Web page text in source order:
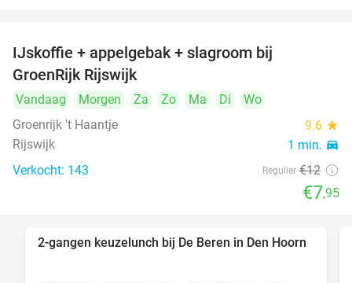
IJskoffie + appelgebak + slagroom bij
GroenRijk Rijswijk
Vandaag Morgen Za Zo Ma Di
Wo
Groenrijk 't Haantje
9.6 star
Rijswijk 1 min. directions_car
Verkocht: 143 Regulier €12
€7,95
43%
2-gangen keuzelunch bij De Beren in Den Hoorn